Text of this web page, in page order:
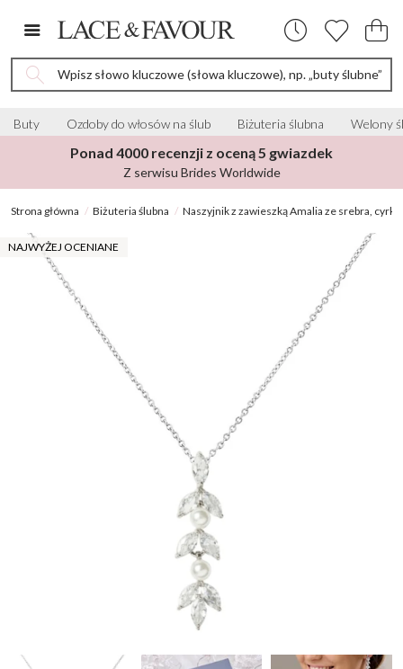
Wpisz słowo kluczowe (słowa kluczowe), np. „buty ślubne”
Buty Ozdoby do włosów na ślub Biżuteria ślubna Welony
Ponad 4000 recenzji z oceną 5 gwiazdek
Z serwisu Brides Worldwide
Strona główna Biżuteria ślubna Naszyjnik z zawieszką Amalia ze srebra,
NAJWYŻEJ OCENIANE